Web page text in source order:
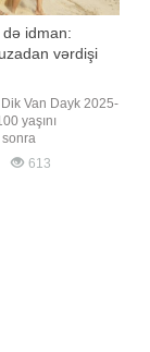
idman:
vərdişi
Van Dayk 2025-
yaşını
sonra
əsas
Maraqlıdır
613